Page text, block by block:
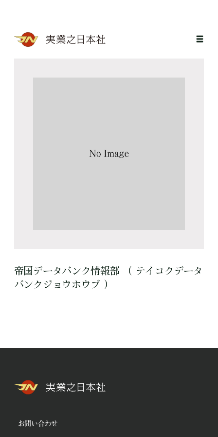
帝国データバンク情報部 （ テイコクデータ
バンクジョウホウブ ）
お問い合わせ